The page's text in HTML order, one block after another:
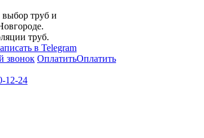
труб и
труб.
звонок ОплатитьОплатить
12-24